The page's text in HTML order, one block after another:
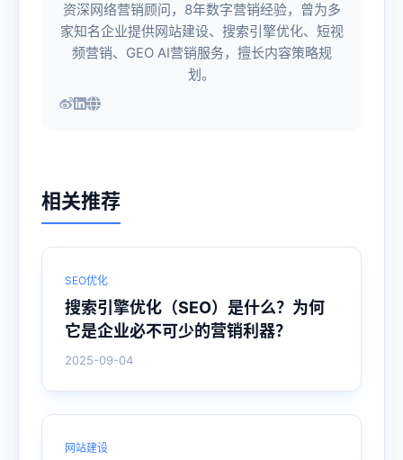
资深网络营销顾问，8年数字营销经验，曾为多
家知名企业提供网站建设、搜索引擎优化、短视
频营销、GEO AI营销服务，擅长内容策略规
划。
相关推荐
SEO优化
搜索引擎优化（SEO）是什么？为何
它是企业必不可少的营销利器？
2025-09-04
网站建设